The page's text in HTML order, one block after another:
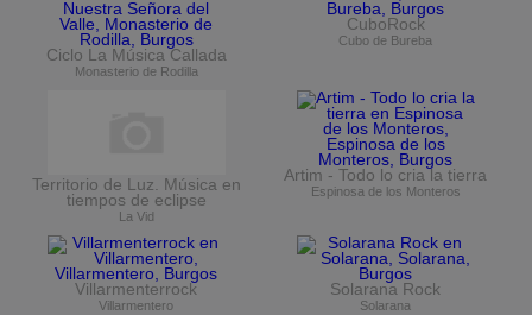
Ciclo La Música Callada
Monasterio de Rodilla
CuboRock
Cubo de Bureba
Territorio de Luz. Música en
tiempos de eclipse
La Vid
Artim - Todo lo cria la tierra
Espinosa de los Monteros
Villarmenterrock
Villarmentero
Solarana Rock
Solarana